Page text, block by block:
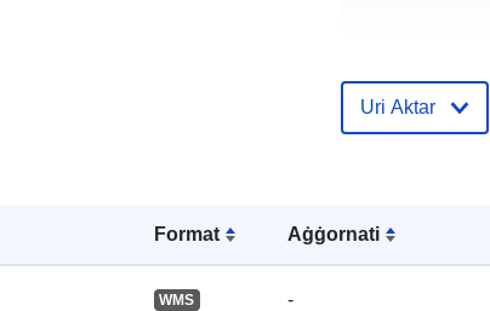
Format Aġġornati
WMS -
Reġistru tal-
Katalgu:
Spazjali:
Uri Aktar